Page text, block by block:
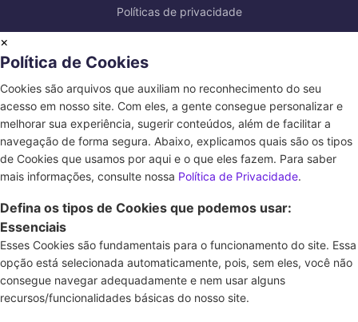
Políticas de privacidade
×
Política de Cookies
Cookies são arquivos que auxiliam no reconhecimento do seu
acesso em nosso site. Com eles, a gente consegue personalizar e
melhorar sua experiência, sugerir conteúdos, além de facilitar a
navegação de forma segura. Abaixo, explicamos quais são os tipos
de Cookies que usamos por aqui e o que eles fazem. Para saber
mais informações, consulte nossa Política de Privacidade.
Defina os tipos de Cookies que podemos usar:
Essenciais
Esses Cookies são fundamentais para o funcionamento do site. Essa
opção está selecionada automaticamente, pois, sem eles, você não
consegue navegar adequadamente e nem usar alguns
recursos/funcionalidades básicas do nosso site.